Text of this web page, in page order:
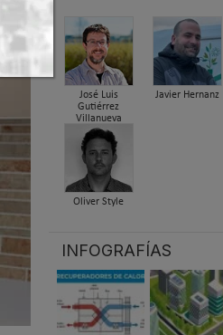
José Luis
Gutiérrez
Villanueva
Javier Hernanz
Oliver Style
INFOGRAFÍAS